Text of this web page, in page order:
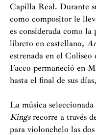
Capilla Real. Durante
como compositor le
es considerada como
libreto en castellano,
estrenada en el
Facco permaneció en
hasta el final de sus
La música seleccionada
Kingsrecorre a través
para violonchelo las